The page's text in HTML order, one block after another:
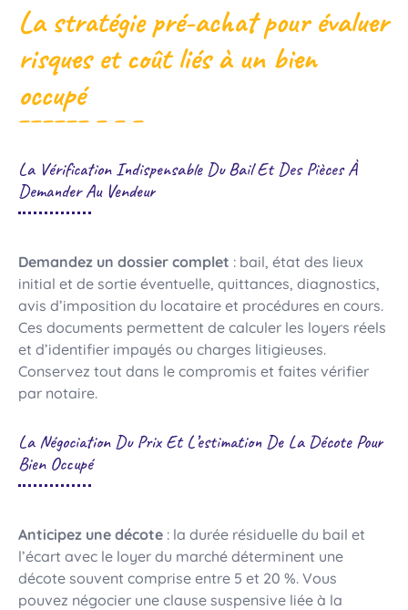
La stratégie pré-achat pour évaluer
risques et coût liés à un bien
occupé
La Vérification Indispensable Du Bail Et Des Pièces À
Demander Au Vendeur
Demandez un dossier complet : bail, état des lieux
initial et de sortie éventuelle, quittances, diagnostics,
avis d’imposition du locataire et procédures en cours.
Ces documents permettent de calculer les loyers réels
et d’identifier impayés ou charges litigieuses.
Conservez tout dans le compromis et faites vérifier
par notaire.
La Négociation Du Prix Et L’estimation De La Décote Pour
Bien Occupé
Anticipez une décote : la durée résiduelle du bail et
l’écart avec le loyer du marché déterminent une
décote souvent comprise entre 5 et 20 %. Vous
pouvez négocier une clause suspensive liée à la